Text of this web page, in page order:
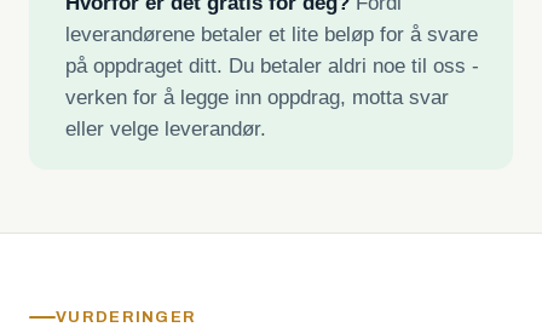
leverandørene betaler et lite beløp for å svare
på oppdraget ditt. Du betaler aldri noe til oss -
verken for å legge inn oppdrag, motta svar
eller velge leverandør.
VURDERINGER